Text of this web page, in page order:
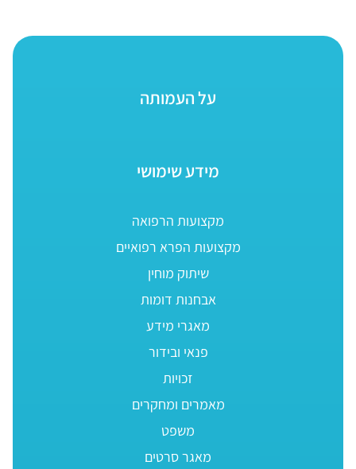
על העמותה
מידע שימושי
מקצועות הרפואה
מקצועות הפרא רפואיים
שיתוק מוחין
אבחנות דומות
מאגרי מידע
פנאי ובידור
זכויות
מאמרים ומחקרים
משפט
מאגר סרטים